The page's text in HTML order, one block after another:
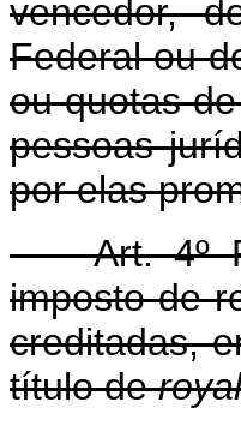
vencedor,
Federal ou
ou quotas
pessoas
por elas
Art. 4º
imposto de
creditadas,
título de